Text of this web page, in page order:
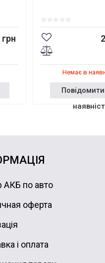
Немає в
АКБ по авто
оферта
і оплата